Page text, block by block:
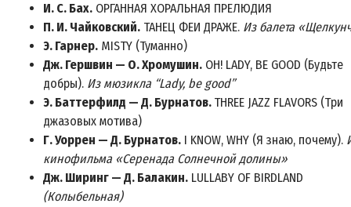
И. С. Бах. ОРГАННАЯ ХОРАЛЬНАЯ ПРЕЛЮДИЯ
П. И. Чайковский. ТАНЕЦ ФЕИ ДРАЖЕ. Из балета
Э. Гарнер. MISTY (Туманно)
Дж. Гершвин — О. Хромушин. OH! LADY, BE GOOD (Будьте
добры). Из мюзикла “Lady, be good”
Э. Баттерфилд — Д. Бурнатов. THREE JAZZ FLAVORS (Три
джазовых мотива)
Г. Уоррен — Д. Бурнатов. I KNOW, WHY (Я знаю, почему).
кинофильма «Серенада Солнечной долины»
Дж. Ширинг — Д. Балакин. LULLABY OF BIRDLAND
(Колыбельная)